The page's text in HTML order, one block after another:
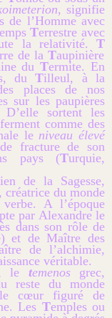
, signifie
de l’Homme avec
Terrestre avec
la relativité. T
de la Taupinière
duTermite. En
duTilleul, à la
places de nos
sur les paupières
D’elle sortent les
comme des
le niveau élevé
fracture de son
pays (Turquie,
de la Sagesse,
créatrice du monde
A l’époque
par Alexandre le
dans son rôle de
et de Maître des
de l’alchimie,
véritable.
le temenosgrec,
reste du monde
le cœur figuré de
Les Temples ou